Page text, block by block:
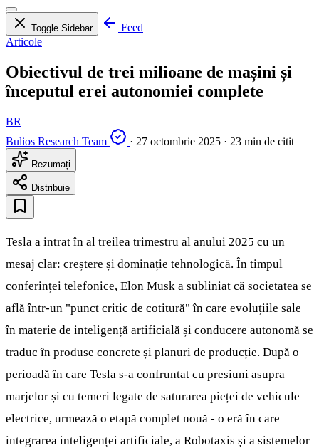
Toggle Sidebar
Feed
Articole
Obiectivul de trei milioane de mașini și
începutul erei autonomiei complete
BR
Bulios Research Team
· 27 octombrie 2025 · 23 min de citit
Rezumați
Distribuie
Tesla a intrat în al treilea trimestru al anului 2025 cu un
mesaj clar: creștere și dominație tehnologică. În timpul
conferinței telefonice, Elon Musk a subliniat că societatea se
află într-un "punct critic de cotitură" în care evoluțiile sale
în materie de inteligență artificială și conducere autonomă se
traduc în produse concrete și planuri de producție. După o
perioadă în care Tesla s-a confruntat cu presiuni asupra
marjelor și cu temeri legate de saturarea pieței de vehicule
electrice, urmează o etapă complet nouă - o eră în care
integrarea inteligenței artificiale, a Robotaxis și a sistemelor